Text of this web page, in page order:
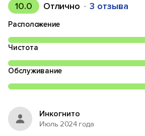
10.0 Отлично 3 отзыва
Расположение
Чистота
Обслуживание
Инкогнито
Июль 2024 года